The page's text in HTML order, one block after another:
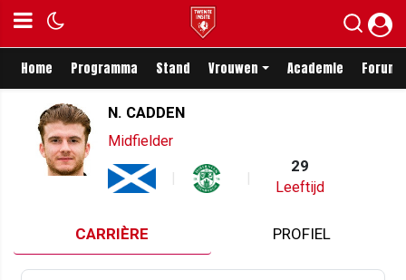
Home Programma Stand Vrouwen Academie Forum
N. CADDEN
Midfielder
29
Leeftijd
CARRIÈRE PROFIEL